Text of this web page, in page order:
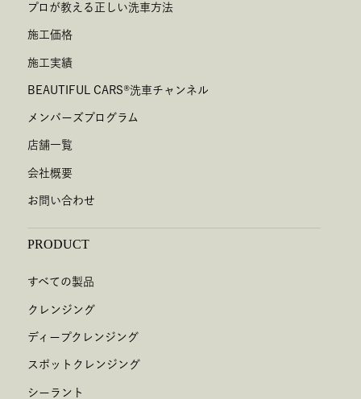
プロが教える正しい洗車方法
施工価格
施工実績
BEAUTIFUL CARS®洗車チャンネル
メンバーズプログラム
店舗一覧
会社概要
お問い合わせ
PRODUCT
すべての製品
クレンジング
ディープクレンジング
スポットクレンジング
シーラント